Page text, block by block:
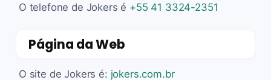
O telefone de Jokers é +55 41 3324-2351
Página da Web
O site de Jokers é: jokers.com.br